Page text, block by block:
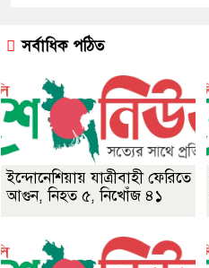
সর্বাধিক পঠিত
ইন্দোনেশিয়ায় যাত্রীবাহী ফেরিতে
আগুন, নিহত ৫, নিখোঁজ ৪১